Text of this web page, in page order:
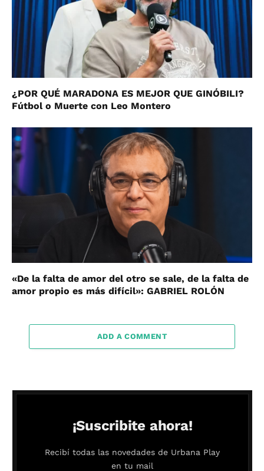
¿POR QUÉ MARADONA ES MEJOR QUE GINÓBILI?
Fútbol o Muerte con Leo Montero
«De la falta de amor del otro se sale, de la falta de
amor propio es más difícil»: GABRIEL ROLÓN
ADD A COMMENT
¡Suscribite ahora!
Recibí todas las novedades de Urbana Play
en tu mail